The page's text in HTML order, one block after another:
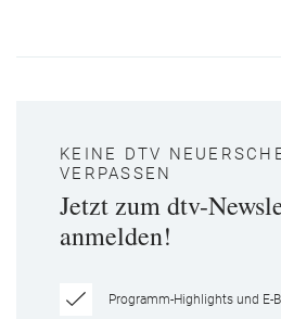
KEINE DTV
VERPASSEN
Jetzt zum dtv-
anmelden!
Programm-Highlights und E-